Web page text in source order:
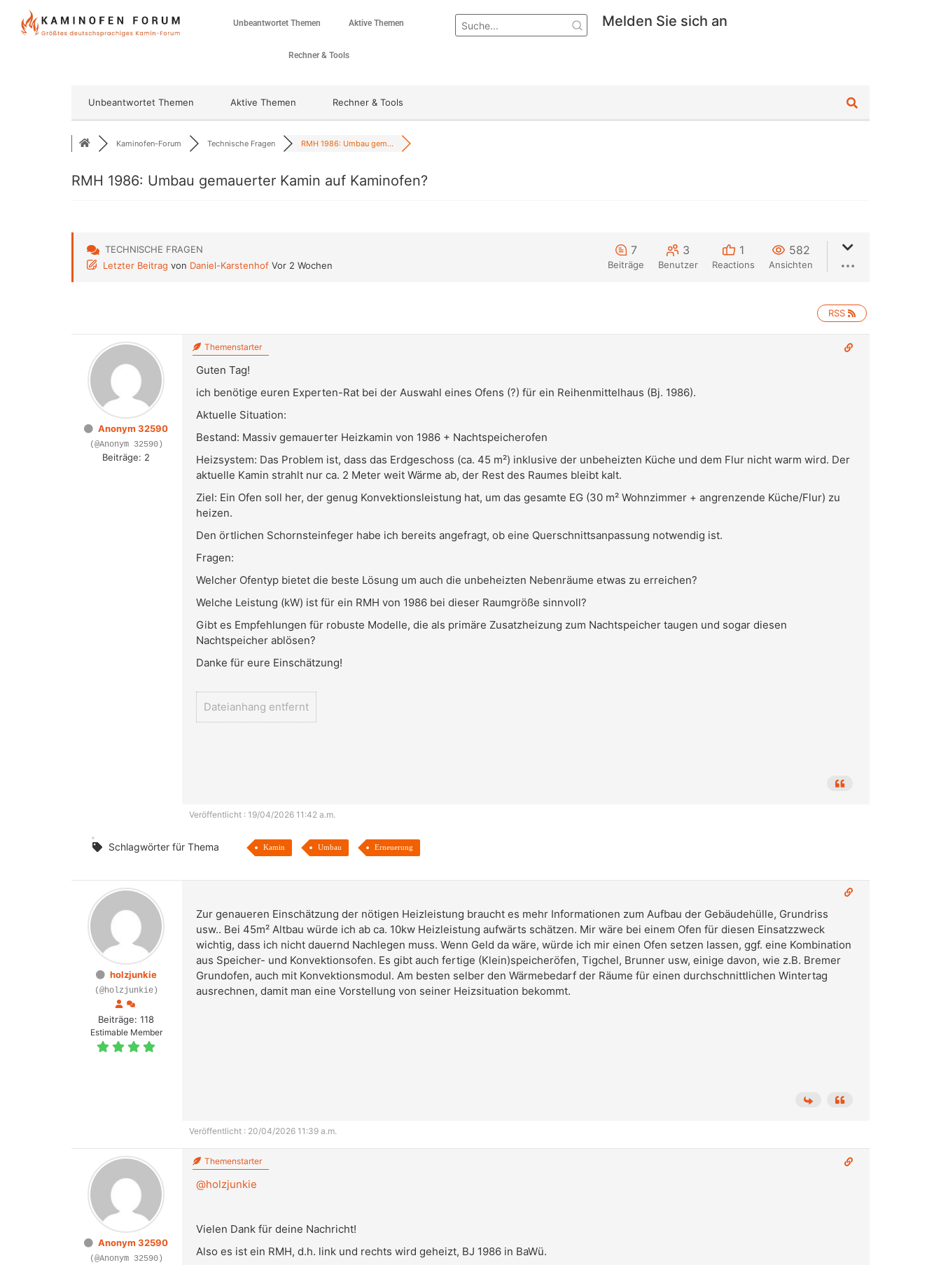
Unbeantwortet Themen Aktive Themen
Rechner & Tools
Melden Sie sich an
Unbeantwortet Themen Aktive Themen Rechner & Tools
Kaminofen-Forum Technische Fragen RMH 1986: Umbau gem...
RMH 1986: Umbau gemauerter Kamin auf Kaminofen?
TECHNISCHE FRAGEN
Letzter Beitrag von Daniel-Karstenhof Vor 2 Wochen
7
Beiträge
3
Benutzer
1
Reactions
582
Ansichten
RSS
Anonym 32590
(@Anonym 32590)
Beiträge: 2
Themenstarter
Guten Tag!
ich benötige euren Experten-Rat bei der Auswahl eines Ofens (?) für ein Reihenmittelhaus (Bj. 1986).
Aktuelle Situation:
Bestand: Massiv gemauerter Heizkamin von 1986 + Nachtspeicherofen
Heizsystem: Das Problem ist, dass das Erdgeschoss (ca. 45 m²) inklusive der unbeheizten Küche und dem Flur nicht warm wird. Der
aktuelle Kamin strahlt nur ca. 2 Meter weit Wärme ab, der Rest des Raumes bleibt kalt.
Ziel: Ein Ofen soll her, der genug Konvektionsleistung hat, um das gesamte EG (30 m² Wohnzimmer + angrenzende Küche/Flur) zu
heizen.
Den örtlichen Schornsteinfeger habe ich bereits angefragt, ob eine Querschnittsanpassung notwendig ist.
Fragen:
Welcher Ofentyp bietet die beste Lösung um auch die unbeheizten Nebenräume etwas zu erreichen?
Welche Leistung (kW) ist für ein RMH von 1986 bei dieser Raumgröße sinnvoll?
Gibt es Empfehlungen für robuste Modelle, die als primäre Zusatzheizung zum Nachtspeicher taugen und sogar diesen
Nachtspeicher ablösen?
Danke für eure Einschätzung!
Dateianhang entfernt
Veröffentlicht : 19/04/2026 11:42 a.m.
Schlagwörter für Thema Kamin Umbau Erneuerung
holzjunkie
(@holzjunkie)
Beiträge: 118
Estimable Member
Zur genaueren Einschätzung der nötigen Heizleistung braucht es mehr Informationen zum Aufbau der Gebäudehülle, Grundriss
usw.. Bei 45m² Altbau würde ich ab ca. 10kw Heizleistung aufwärts schätzen. Mir wäre bei einem Ofen für diesen Einsatzzweck
wichtig, dass ich nicht dauernd Nachlegen muss. Wenn Geld da wäre, würde ich mir einen Ofen setzen lassen, ggf. eine Kombination
aus Speicher- und Konvektionsofen. Es gibt auch fertige (Klein)speicheröfen, Tigchel, Brunner usw, einige davon, wie z.B. Bremer
Grundofen, auch mit Konvektionsmodul. Am besten selber den Wärmebedarf der Räume für einen durchschnittlichen Wintertag
ausrechnen, damit man eine Vorstellung von seiner Heizsituation bekommt.
Veröffentlicht : 20/04/2026 11:39 a.m.
Anonym 32590
(@Anonym 32590)
Themenstarter
@holzjunkie
Vielen Dank für deine Nachricht!
Also es ist ein RMH, d.h. link und rechts wird geheizt, BJ 1986 in BaWü.